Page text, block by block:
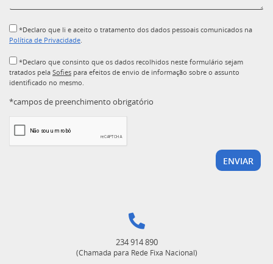
*Declaro que li e aceito o tratamento dos dados pessoais comunicados na
Política de Privacidade.
*Declaro que consinto que os dados recolhidos neste formulário sejam
tratados pela Sofies para efeitos de envio de informação sobre o assunto
identificado no mesmo.
*campos de preenchimento obrigatório
234 914 890
(Chamada para Rede Fixa Nacional)